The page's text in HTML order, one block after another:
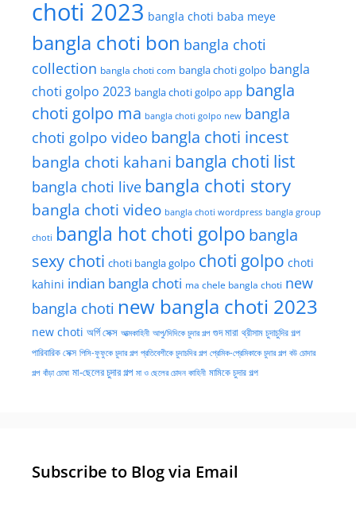
choti 2023 bangla choti baba meye
bangla choti bon bangla choti
collection bangla choti com bangla choti golpo bangla
choti golpo 2023 bangla choti golpo app bangla
choti golpo ma bangla choti golpo new bangla
choti golpo video bangla choti incest
bangla choti kahani bangla choti list
bangla choti live bangla choti story
bangla choti video bangla choti wordpress bangla group
choti bangla hot choti golpo bangla
sexy choti choti bangla golpo choti golpo choti
kahini indian bangla choti ma chele bangla choti new
bangla choti new bangla choti 2023
new choti অর্গি সেক্স আত্মকাহিনী আপু/দিদিকে চুদার গল্প গুদ মারা থ্রীসাম চুদাচুদির গল্প
পারিবারিক সেক্স পিসি-ফুফুকে চুদার গল্প প্রতিবেশীকে চুদাচদির গল্প প্রেমিক-প্রেমিকাকে চুদার গল্প বউ চোদার
গল্প বাঁড়া চোষা মা-ছেলের চুদার গল্প মা ও ছেলের চোদন কাহিনী মামিকে চুদার গল্প
Subscribe to Blog via Email